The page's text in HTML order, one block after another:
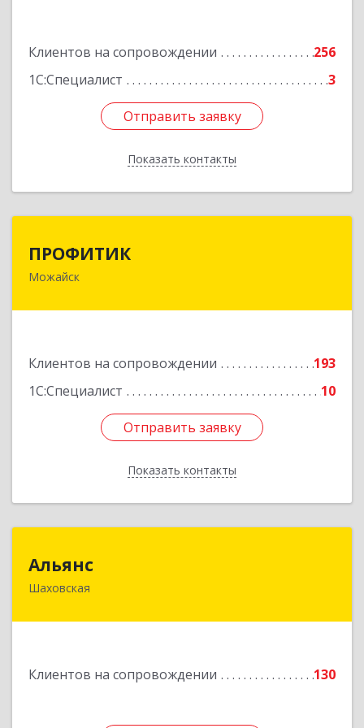
Клиентов на сопровождении
256
1С:Специалист
3
Отправить заявку
Показать контакты
Отправить заявку
Назад
ПРОФИТИК
Можайск
Клиентов на сопровождении
193
1С:Специалист
10
Отправить заявку
Показать контакты
143200, Московская обл, Можайский р-н,
Отправить заявку
Назад
Альянс
Шаховская
Клиентов на сопровождении 130
143700, Московская обл, Шаховской р-н,